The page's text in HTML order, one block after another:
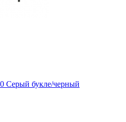
Серый букле/черный